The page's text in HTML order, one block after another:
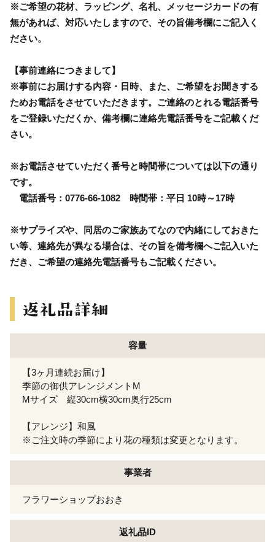
※ご希望の花材、ラッピング、名札、メッセージカードの有
無があれば、対応いたしますので、その旨備考欄にご記入く
ださい。
【事前連絡につきまして】
※事前にお届けする内容・日時、また、ご希望をお聞きする
ためお電話をさせていただきます。ご連絡のとれる電話番号
をご登録いただくか、備考欄に連絡先電話番号をご記載くだ
さい。
※お電話させていただく番号と時間帯については以下の通り
です。
電話番号：0776-66-1082 時間帯：平日 10時～17時
※サプライズや、同居のご家族あてなので内緒にしておきた
い等、連絡先が異なる場合は、その旨を備考欄へご記入いた
だき、ご希望の連絡先電話番号もご記載ください。
容量
【3ヶ月連続お届け】
季節の御供アレンジメントM
Mサイズ 縦30cm横30cm奥行25cm
【アレンジ】和風
※ご注文時の季節により花の種類は変更となります。
事業者
フラワーショップおおき
返礼品ID